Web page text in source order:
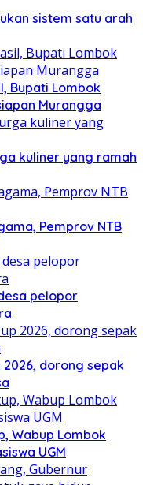
sistem satu arah
Bupati Lombok
Murangga
kuliner yang ramah
Pemprov NTB
pelopor
2026, dorong sepak
Wabup Lombok
UGM